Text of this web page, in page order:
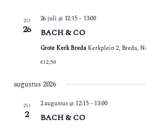
ZO
26 BACH & CO
26 juli @ 12:15– 13:00
Grote Kerk Breda Kerkplein 2, Breda,
€12,50
augustus 2026
ZO
2 BACH & CO
2 augustus @ 12:15–13:00